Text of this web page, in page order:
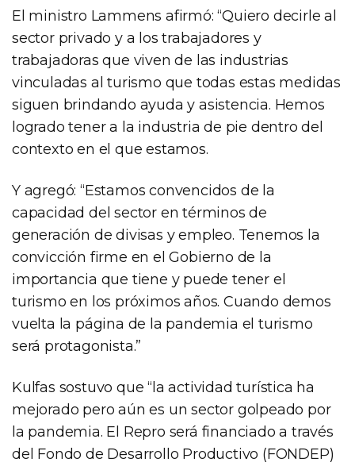
El ministro Lammens afirmó: “Quiero decirle al
sector privado y a los trabajadores y
trabajadoras que viven de las industrias
vinculadas al turismo que todas estas medidas
siguen brindando ayuda y asistencia. Hemos
logrado tener a la industria de pie dentro del
contexto en el que estamos.
Y agregó: “Estamos convencidos de la
capacidad del sector en términos de
generación de divisas y empleo. Tenemos la
convicción firme en el Gobierno de la
importancia que tiene y puede tener el
turismo en los próximos años. Cuando demos
vuelta la página de la pandemia el turismo
será protagonista.”
Kulfas sostuvo que “la actividad turística ha
mejorado pero aún es un sector golpeado por
la pandemia. El Repro será financiado a través
del Fondo de Desarrollo Productivo (FONDEP)